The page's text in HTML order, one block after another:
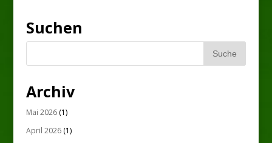
Suchen
Archiv
Mai 2026(1)
April 2026(1)